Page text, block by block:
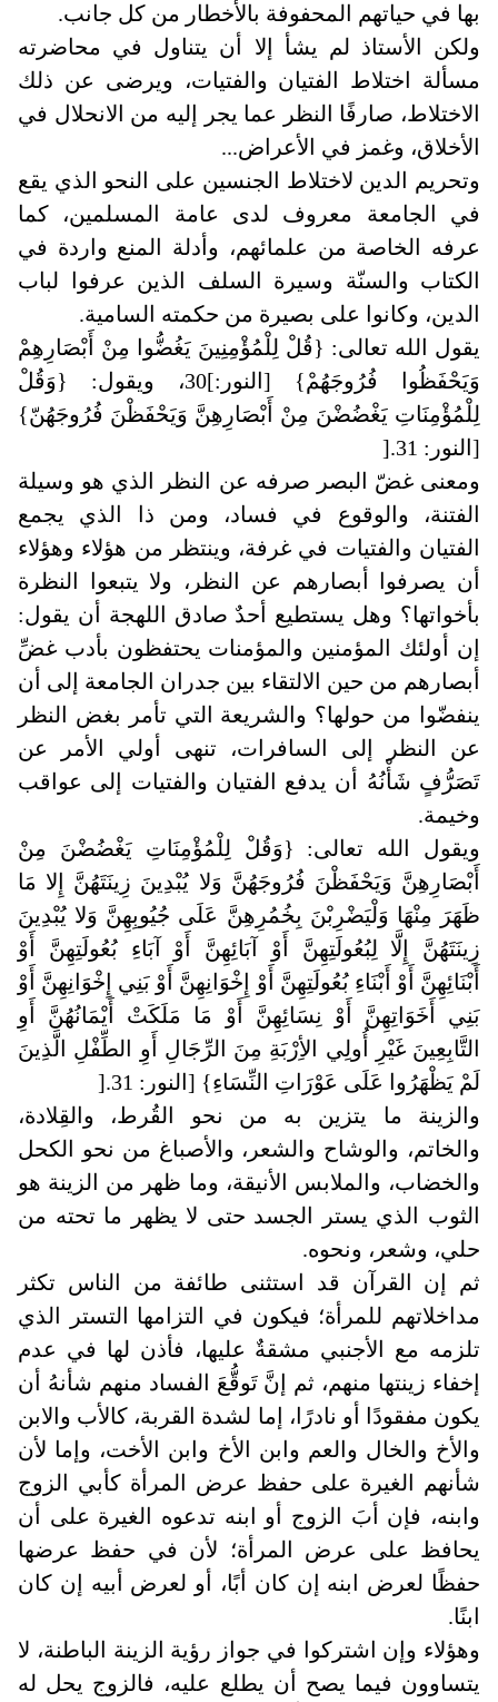
بها في حياتهم المحفوفة بالأخطار من كل جانب.
ولكن الأستاذ لم يشأ إلا أن يتناول في محاضرته
مسألة اختلاط الفتيان والفتيات، ويرضى عن ذلك
الاختلاط، صارفًا النظر عما يجر إليه من الانحلال في
الأخلاق، وغمز في الأعراض...
وتحريم الدين لاختلاط الجنسين على النحو الذي يقع
في الجامعة معروف لدى عامة المسلمين، كما
عرفه الخاصة من علمائهم، وأدلة المنع واردة في
الكتاب والسنّة وسيرة السلف الذين عرفوا لباب
الدين، وكانوا على بصيرة من حكمته السامية.
يقول الله تعالى: {قُلْ لِلْمُؤْمِنِينَ يَغُضُّوا مِنْ أَبْصَارِهِمْ
وَيَحْفَظُوا فُرُوجَهُمْ} [النور:]30، ويقول: {وَقُلْ
لِلْمُؤْمِنَاتِ يَغْضُضْنَ مِنْ أَبْصَارِهِنَّ وَيَحْفَظْنَ فُرُوجَهُنّ}
[النور: 31
].
ومعنى غضّ البصر صرفه عن النظر الذي هو وسيلة
الفتنة، والوقوع في فساد، ومن ذا الذي يجمع
الفتيان والفتيات في غرفة، وينتظر من هؤلاء وهؤلاء
أن يصرفوا أبصارهم عن النظر، ولا يتبعوا النظرة
بأخواتها؟ وهل يستطيع أحدٌ صادق اللهجة أن يقول:
إن أولئك المؤمنين والمؤمنات يحتفظون بأدب غضِّ
أبصارهم من حين الالتقاء بين جدران الجامعة إلى أن
ينفضّوا من حولها؟ والشريعة التي تأمر بغض النظر
عن النظر إلى السافرات، تنهى أولي الأمر عن
تَصَرُّفٍ شَأْنُهُ أن يدفع الفتيان والفتيات إلى عواقب
وخيمة.
ويقول الله تعالى: {وَقُلْ لِلْمُؤْمِنَاتِ يَغْضُضْنَ مِنْ
أَبْصَارِهِنَّ وَيَحْفَظْنَ فُرُوجَهُنَّ وَلا يُبْدِينَ زِينَتَهُنَّ إِلا مَا
ظَهَرَ مِنْهَا وَلْيَضْرِبْنَ بِخُمُرِهِنَّ عَلَى جُيُوبِهِنَّ وَلا يُبْدِينَ
زِينَتَهُنَّ إِلَّا لِبُعُولَتِهِنَّ أَوْ آبَائِهِنَّ أَوْ آبَاءِ بُعُولَتِهِنَّ أَوْ
أَبْنَائِهِنَّ أَوْ أَبْنَاءِ بُعُولَتِهِنَّ أَوْ إِخْوَانِهِنَّ أَوْ بَنِي إِخْوَانِهِنَّ أَوْ
بَنِي أَخَوَاتِهِنَّ أَوْ نِسَائِهِنَّ أَوْ مَا مَلَكَتْ أَيْمَانُهُنَّ أَوِ
التَّابِعِينَ غَيْرِ أُولِي الأِرْبَةِ مِنَ الرِّجَالِ أَوِ الطِّفْلِ الَّذِينَ
لَمْ يَظْهَرُوا عَلَى عَوْرَاتِ النِّسَاءِ} [النور: 31
].
والزينة ما يتزين به من نحو القُرط، والقِلادة،
والخاتم، والوشاح والشعر، والأصباغ من نحو الكحل
والخضاب، والملابس الأنيقة، وما ظهر من الزينة هو
الثوب الذي يستر الجسد حتى لا يظهر ما تحته من
حلي، وشعر، ونحوه.
ثم إن القرآن قد استثنى طائفة من الناس تكثر
مداخلاتهم للمرأة؛ فيكون في التزامها التستر الذي
تلزمه مع الأجنبي مشقةٌ عليها، فأذن لها في عدم
إخفاء زينتها منهم، ثم إنَّ تَوقُّعَ الفساد منهم شأنهُ أن
يكون مفقودًا أو نادرًا، إما لشدة القربة، كالأب والابن
والأخ والخال والعم وابن الأخ وابن الأخت، وإما لأن
شأنهم الغيرة على حفظ عرض المرأة كأبي الزوج
وابنه، فإن أبَ الزوج أو ابنه تدعوه الغيرة على أن
يحافظ على عرض المرأة؛ لأن في حفظ عرضها
حفظًا لعرض ابنه إن كان أبًا، أو لعرض أبيه إن كان
ابنًا.
وهؤلاء وإن اشتركوا في جواز رؤية الزينة الباطنة، لا
يتساوون فيما يصح أن يطلع عليه، فالزوج يحل له